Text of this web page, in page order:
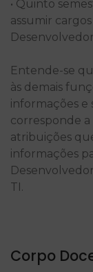
• Quinto
assumir
Entende-se
às demais
informações e
corresponde
atribuições
informações
TI.
Corpo